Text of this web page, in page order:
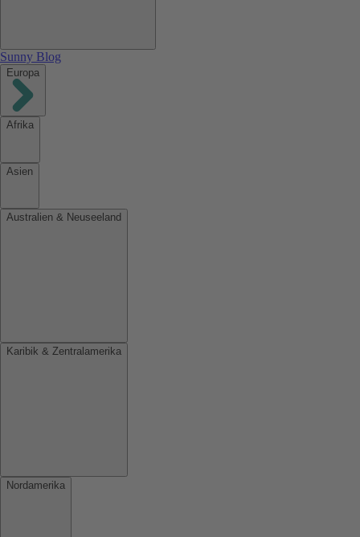
Sunny Blog
Europa
Afrika
Asien
Australien & Neuseeland
Karibik & Zentralamerika
Nordamerika